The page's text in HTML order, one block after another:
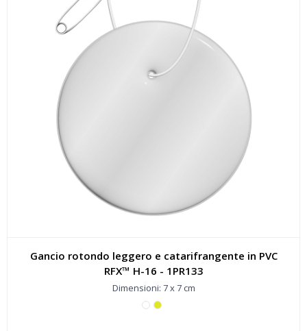
Gancio rotondo leggero e catarifrangente in PVC
RFX™ H-16 - 1PR133
Dimensioni: 7 x 7 cm